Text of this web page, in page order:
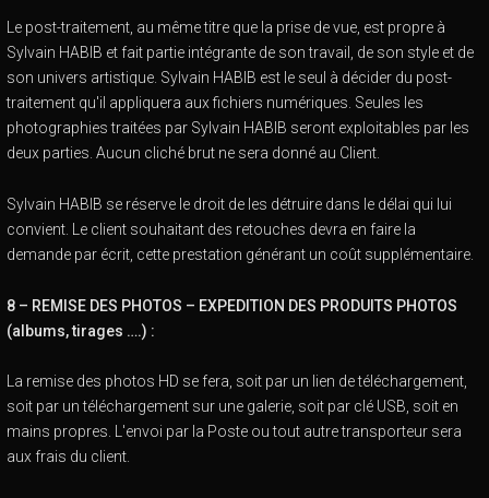
Le post-traitement, au même titre que la prise de vue, est propre à
Sylvain HABIB et fait partie intégrante de son travail, de son style et de
son univers artistique. Sylvain HABIB est le seul à décider du post-
traitement qu'il appliquera aux fichiers numériques. Seules les
photographies traitées par Sylvain HABIB seront exploitables par les
deux parties. Aucun cliché brut ne sera donné au Client.
Sylvain HABIB se réserve le droit de les détruire dans le délai qui lui
convient. Le client souhaitant des retouches devra en faire la
demande par écrit, cette prestation générant un coût supplémentaire.
8 – REMISE DES PHOTOS – EXPEDITION DES PRODUITS PHOTOS
(albums, tirages ….) :
La remise des photos HD se fera, soit par un lien de téléchargement,
soit par un téléchargement sur une galerie, soit par clé USB, soit en
mains propres. L'envoi par la Poste ou tout autre transporteur sera
aux frais du client.